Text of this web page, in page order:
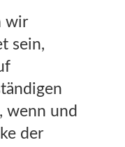
wir
sein,
wenn und
der